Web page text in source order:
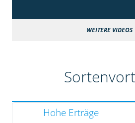
WEITERE VIDEOS
Hohe Erträge